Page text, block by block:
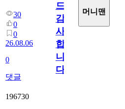
30
0
0
26.08.06
0
댓글
드
감
사
합
니
다
머니맨
196730